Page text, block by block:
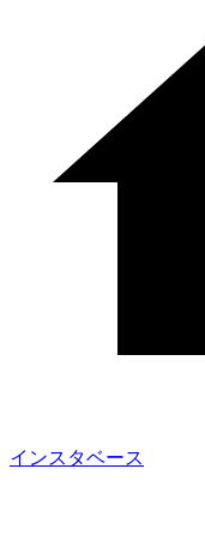
インスタベース